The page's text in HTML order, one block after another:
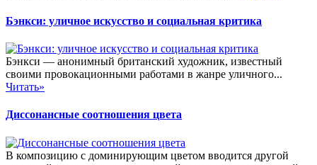
Бэнкси: уличное искусство и социальная критика
Бэнкси — анонимный британский художник, известный
своими провокационными работами в жанре уличного...
Читать»
Диссонансные соотношения цвета
В композицию с доминирующим цветом вводится другой